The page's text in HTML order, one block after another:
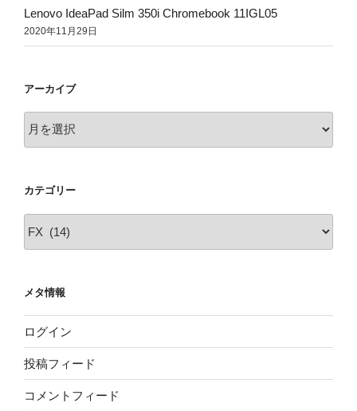
Lenovo IdeaPad Silm 350i Chromebook 11IGL05
2020年11月29日
アーカイブ
ー
ブ
カテゴリー
ー
メタ情報
ログイン
投稿フィード
コメントフィード